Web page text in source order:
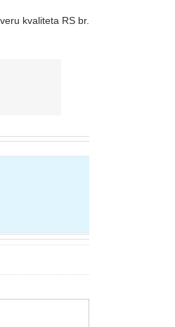
kvaliteta RS br.